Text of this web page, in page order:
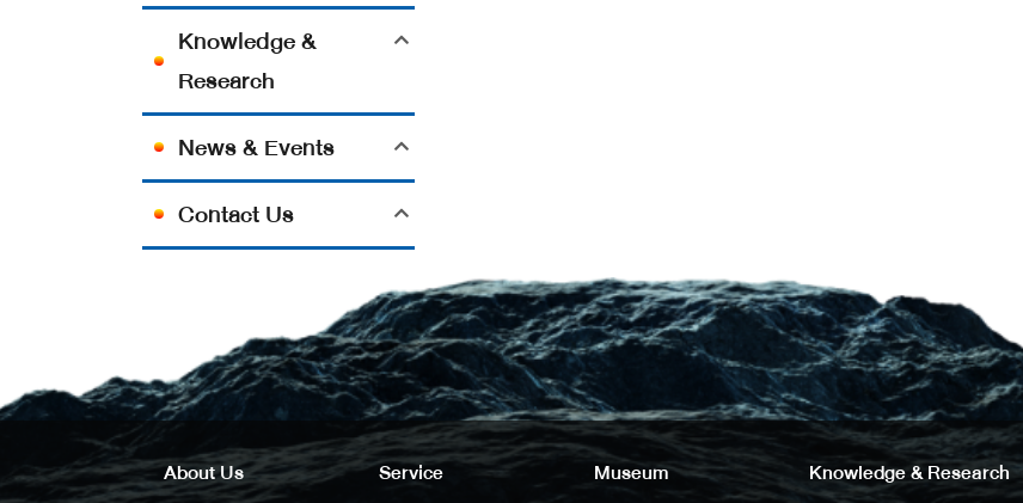
Knowledge &
Research
News & Events
Contact Us
About Us Service Museum Knowledge & Research